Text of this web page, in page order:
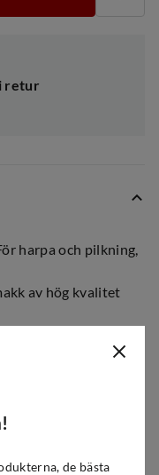
retur
harpa och pilkning,
av hög kvalitet
de bästa